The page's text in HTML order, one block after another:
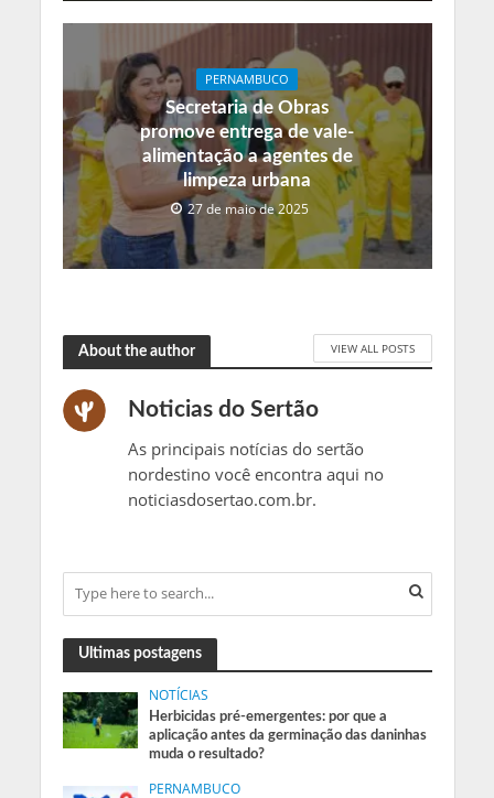
PERNAMBUCO
Secretaria de Obras
promove entrega de vale-
alimentação a agentes de
limpeza urbana
27 de maio de 2025
About the author VIEW ALL POSTS
Noticias do Sertão
As principais notícias do sertão
nordestino você encontra aqui no
noticiasdosertao.com.br.
Ultimas postagens
NOTÍCIAS
Herbicidas pré-emergentes: por que a
aplicação antes da germinação das daninhas
muda o resultado?
PERNAMBUCO